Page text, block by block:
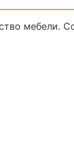
мебели.